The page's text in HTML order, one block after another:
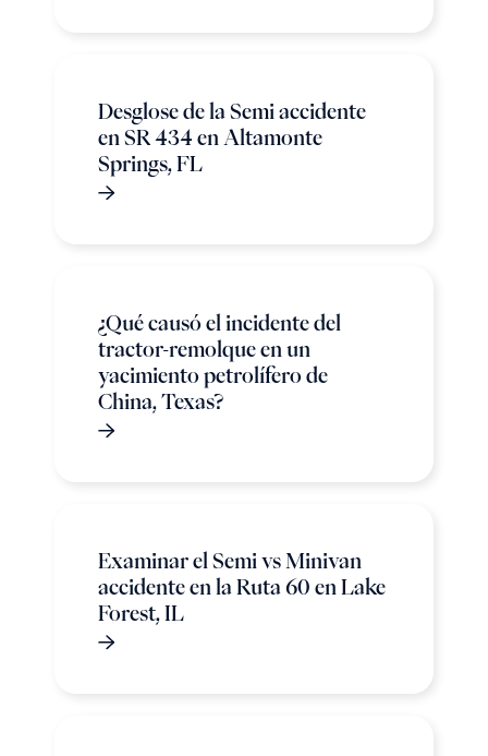
Desglose de la Semi accidente
en SR 434 en Altamonte
Springs, FL
¿Qué causó el incidente del
tractor-remolque en un
yacimiento petrolífero de
China, Texas?
Examinar el Semi vs Minivan
accidente en la Ruta 60 en Lake
Forest, IL